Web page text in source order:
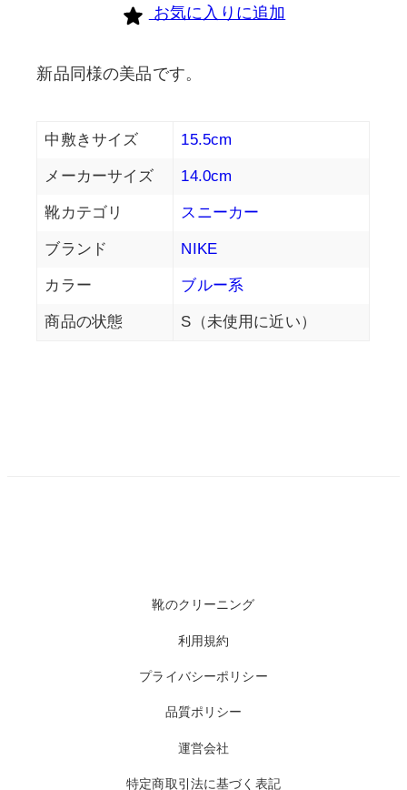
お気に入りに追加
新品同様の美品です。
中敷きサイズ 15.5cm
メーカーサイズ 14.0cm
靴カテゴリ スニーカー
ブランド NIKE
カラー ブルー系
商品の状態 S（未使用に近い）
靴のクリーニング
利用規約
プライバシーポリシー
品質ポリシー
運営会社
特定商取引法に基づく表記